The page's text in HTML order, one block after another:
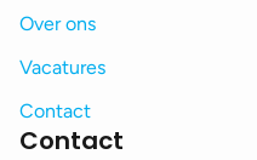
Over ons
Vacatures
Contact
Contact